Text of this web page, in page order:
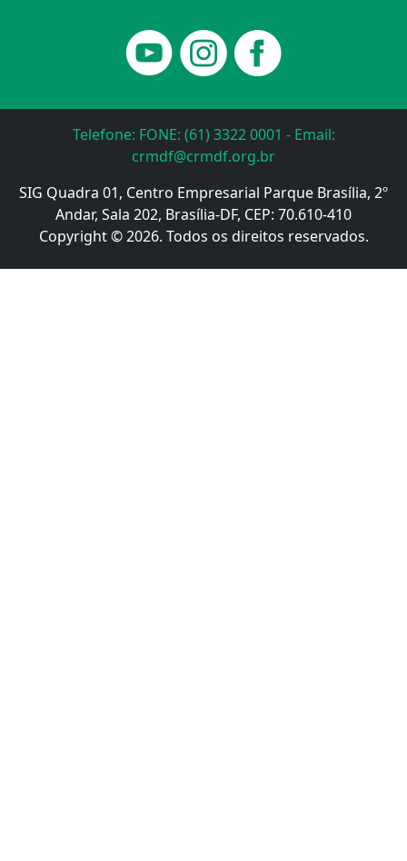
Telefone: FONE: (61) 3322 0001 - Email:
crmdf@crmdf.org.br
SIG Quadra 01, Centro Empresarial Parque Brasília, 2º
Andar, Sala 202, Brasília-DF, CEP: 70.610-410
Copyright © 2026. Todos os direitos reservados.